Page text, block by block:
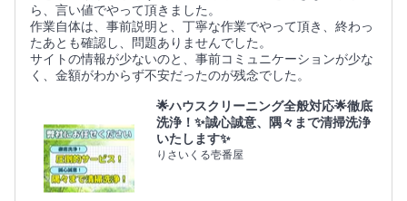
ら、言い値でやって頂きました。
作業自体は、事前説明と、丁寧な作業でやって頂き、終わっ
たあとも確認し、問題ありませんでした。
サイトの情報が少ないのと、事前コミュニケーションが少な
く、金額がわからず不安だったのが残念でした。
🌟ハウスクリーニング全般対応🌟徹底
洗浄！✨誠心誠意、隅々まで清掃洗浄
いたします✨
りさいくる壱番屋